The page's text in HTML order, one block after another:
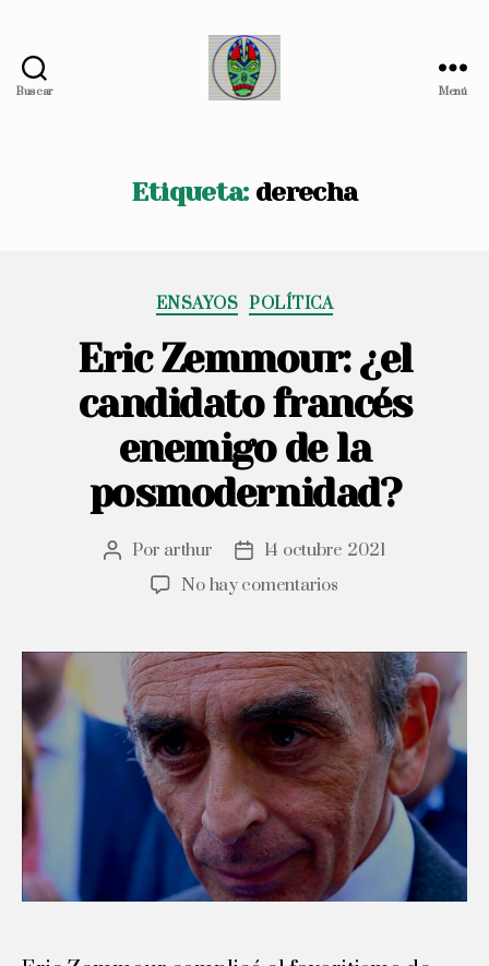
Buscar Menú
Etiqueta: derecha
Categorías
ENSAYOS POLÍTICA
Eric Zemmour: ¿el
candidato francés
enemigo de la
posmodernidad?
Autor
Por arthur
Fecha14 octubre 2021
No hay comentariosen
¿el
candidato
francés
enemigo
de
la
posmodernidad?